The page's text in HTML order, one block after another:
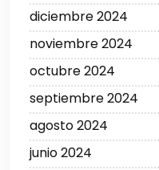
diciembre 2024
noviembre 2024
octubre 2024
septiembre 2024
agosto 2024
junio 2024